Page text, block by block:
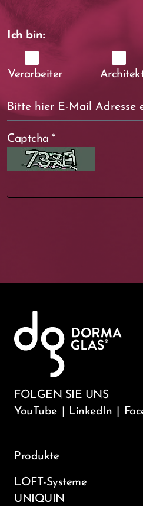
Ich bin:
Verarbeiter
Captcha *
FOLGEN SIE UNS
YouTube
LinkedIn
Produkte
LOFT-Systeme
UNIQUIN